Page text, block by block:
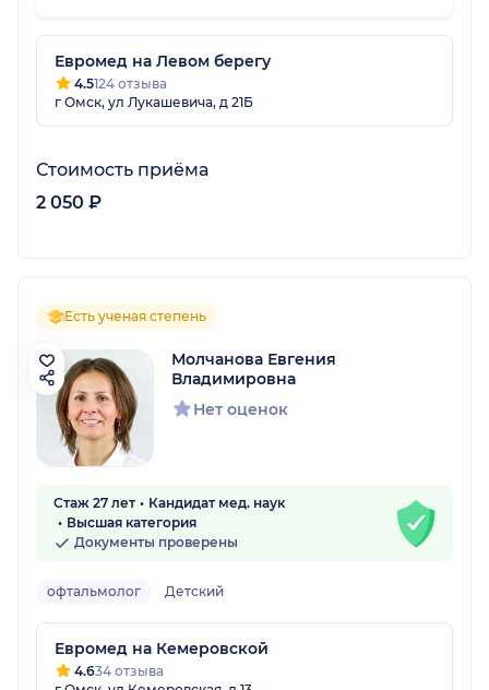
Евромед на Левом берегу
4.5124 отзыва
г Омск, ул Лукашевича, д 21Б
Стоимость приёма
2 050 ₽
Есть ученая степень
Молчанова Евгения
Владимировна
Нет оценок
Стаж 27 лет
Кандидат мед. наук
Высшая категория
Документы проверены
офтальмолог Детский
Евромед на Кемеровской
4.634 отзыва